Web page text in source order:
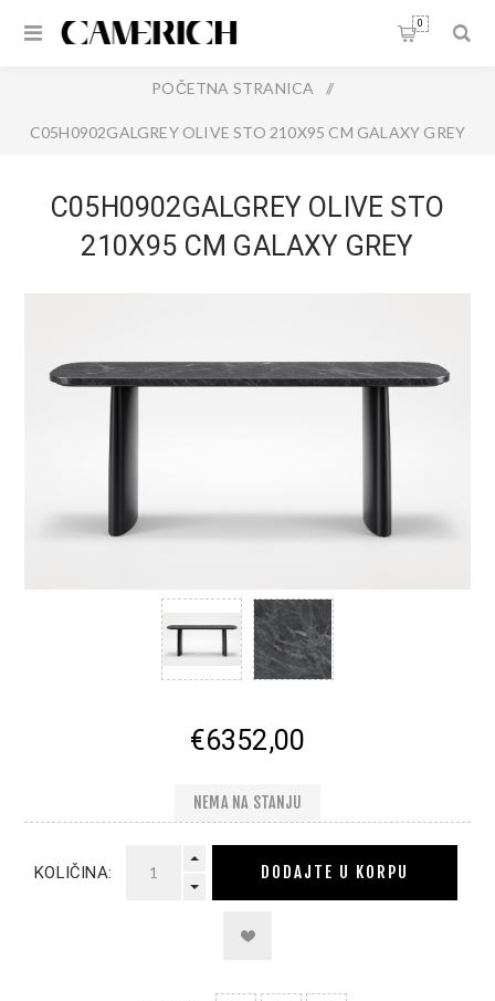
0
POČETNA STRANICA /
C05H0902GALGREY OLIVE STO 210X95 CM GALAXY GREY
C05H0902GALGREY OLIVE STO
210X95 CM GALAXY GREY
€6352,00
NEMA NA STANJU
KOLIČINA: DODAJTE U KORPU